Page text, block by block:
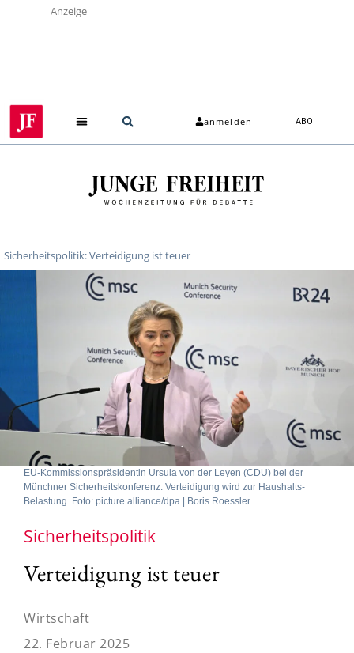
Anzeige
anmelden ABO
Sicherheitspolitik: Verteidigung ist teuer
EU-Kommissionspräsidentin Ursula von der Leyen (CDU) bei der
Münchner Sicherheitskonferenz: Verteidigung wird zur Haushalts-
Belastung. Foto: picture alliance/dpa | Boris Roessler
Sicherheitspolitik
Verteidigung ist teuer
Wirtschaft
22. Februar 2025